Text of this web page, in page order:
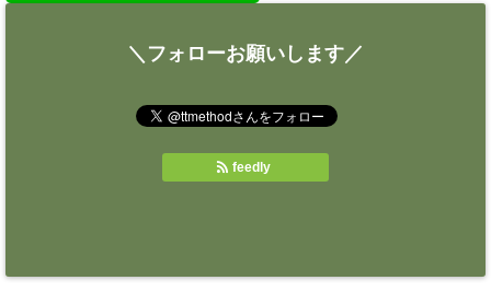
＼フォローお願いします／
feedly